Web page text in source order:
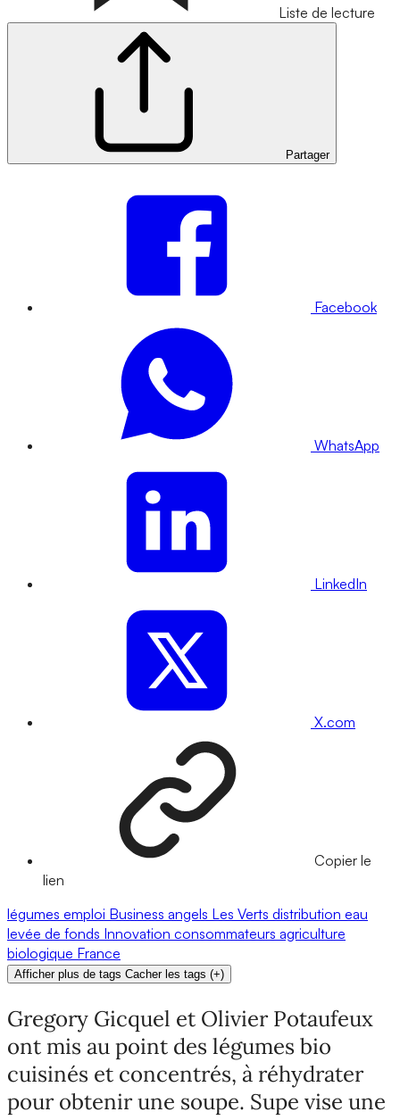
Liste de lecture
Partager
Facebook
WhatsApp
LinkedIn
X.com
Copier le
lien
légumes emploi Business angels Les Verts distribution eau
levée de fonds Innovation consommateurs agriculture
biologique France
Afficher plus de tags Cacher les tags (+)
Gregory Gicquel et Olivier Potaufeux
ont mis au point des légumes bio
cuisinés et concentrés, à réhydrater
pour obtenir une soupe. Supe vise une